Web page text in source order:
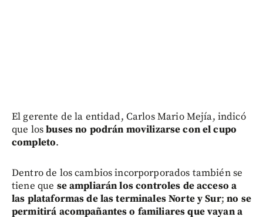
El gerente de la entidad, Carlos Mario Mejía, indicó
que losbusesno podrán movilizarse con el cupo
completo.
Dentro de los cambios incorporporados también se
tiene que se ampliarán los controles de acceso a
las plataformas de las terminales Norte y Sur;no se
permitirá acompañantes o familiares que vayan a